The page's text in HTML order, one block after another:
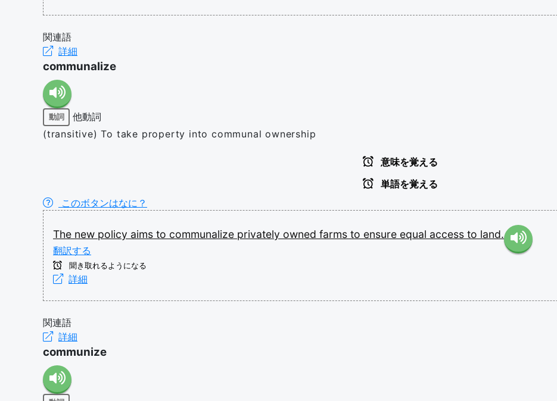
関連語
詳細
communalize
動詞
他動詞
(transitive) To take property into communal ownership
意味を覚える
単語を覚える
このボタンはなに？
The new policy aims to communalize privately owned farms to ensure equal access to land.
翻訳する
聞き取れるようになる
詳細
関連語
詳細
communize